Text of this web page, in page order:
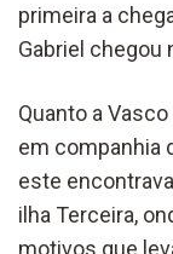
primeira a
Gabriel chegou
Quanto a
em companhia
este
ilha Terceira,
motivos que